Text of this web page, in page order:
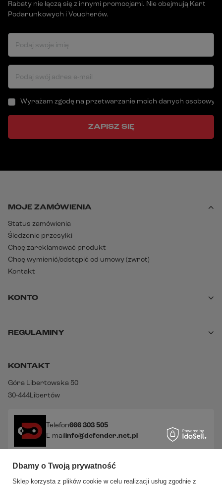
Rabaty nie łączą się z innymi promocjami. Nie obejmują Kart
Podarunkowych i Voucherów.
Podaj swoje imię
Podaj swój adres e-mail
Wyrażam zgodę na przetwarzanie moich danych
ZAPISZ SIĘ
MOJE ZAMÓWIENIA
Status zamówienia
Śledzenie przesyłki
Chcę zareklamować produkt
Chcę wymienić/odstąpić od umowy (zwrot)
Kontakt
KONTO
REGULAMINY
KONTAKT
Góra Libertowska 50
30-444Libertów
Telefon666 303 505
E-mailinfo@defender.net.pl
Dbamy o Twoją prywatność
Sklep korzysta z plików cookie w celu realizacji usług zgodnie z